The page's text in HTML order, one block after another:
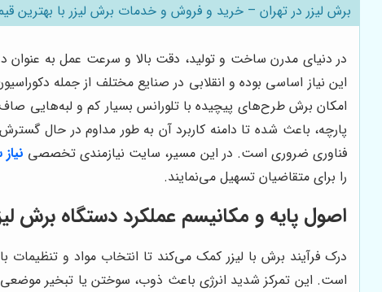
برش لیزر در تهران – خرید و فروش و خدمات برش لیزر با بهترین
در دنیای مدرن ساخت و تولید، دقت بالا و سرعت عمل به عنوان
این نیاز اساسی بوده و انقلابی در صنایع مختلف از جمله
امکان برش طرح‌های پیچیده با تلورانس بسیار کم و لبه‌هایی صاف
پارچه، باعث شده تا دامنه کاربرد آن به طور مداوم در حال
فناوری ضروری است. در این مسیر، سایت نیازمندی تخصصی
را برای متقاضیان تسهیل می‌نمایند.
اصول پایه و مکانیسم عملکرد دستگاه برش
درک فرآیند برش با لیزر کمک می‌کند تا انتخاب مواد و تنظیمات
است. این تمرکز شدید انرژی باعث ذوب، سوختن یا تبخیر